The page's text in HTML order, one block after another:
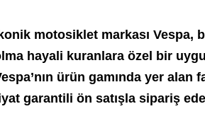
motosiklet markası Vespa,
hayali kuranlara özel bir
ürün gamında yer
garantili ön satışla sipariş